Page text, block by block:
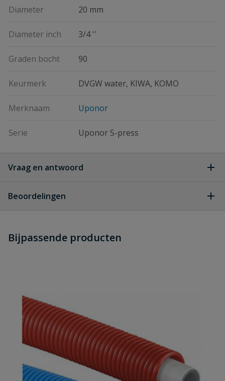
Diameter 20 mm
Diameter inch 3/4 ''
Graden bocht 90
Keurmerk DVGW water, KIWA, KOMO
Merknaam Uponor
Serie Uponor S-press
Vraag en antwoord
dit product?
Beoordelingen
Schrijf zelf een beoordeling
Uw waardering:
Bijpassende producten